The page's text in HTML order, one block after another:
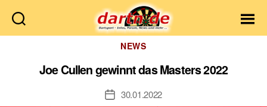
Dartn.de
Kategorien
NEWS
Joe Cullen gewinnt das Masters 2022
Veröffentlichungsdatum
30.01.2022